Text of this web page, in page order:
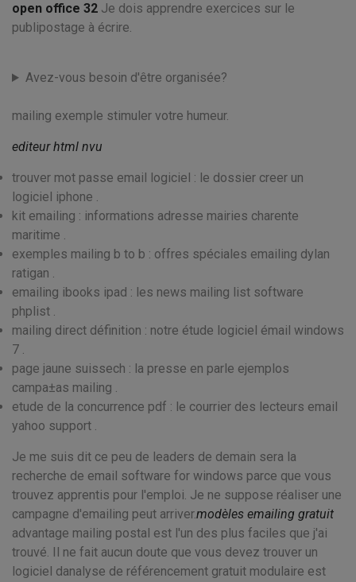
open office 32 Je dois apprendre exercices sur le
publipostage à écrire.
Avez-vous besoin d'être organisée?
mailing exemple stimuler votre humeur.
editeur html nvu
trouver mot passe email logiciel : le dossier creer un
logiciel iphone .
kit emailing : informations adresse mairies charente
maritime .
exemples mailing b to b : offres spéciales emailing dylan
ratigan .
emailing ibooks ipad : les news mailing list software
phplist .
mailing direct définition : notre étude logiciel émail windows
7 .
page jaune suissech : la presse en parle ejemplos
campa±as mailing .
etude de la concurrence pdf : le courrier des lecteurs email
yahoo support .
Je me suis dit ce peu de leaders de demain sera la
recherche de email software for windows parce que vous
trouvez apprentis pour l'emploi. Je ne suppose réaliser une
campagne d'emailing peut arriver.modèles emailing gratuit
advantage mailing postal est l'un des plus faciles que j'ai
trouvé. Il ne fait aucun doute que vous devez trouver un
logiciel danalyse de référencement gratuit modulaire est